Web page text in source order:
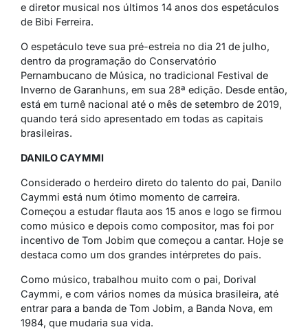
e diretor musical nos últimos 14 anos dos espetáculos
de Bibi Ferreira.
O espetáculo teve sua pré-estreia no dia 21 de julho,
dentro da programação do Conservatório
Pernambucano de Música, no tradicional Festival de
Inverno de Garanhuns, em sua 28ª edição. Desde então,
está em turnê nacional até o mês de setembro de 2019,
quando terá sido apresentado em todas as capitais
brasileiras.
DANILO CAYMMI
Considerado o herdeiro direto do talento do pai, Danilo
Caymmi está num ótimo momento de carreira.
Começou a estudar flauta aos 15 anos e logo se firmou
como músico e depois como compositor, mas foi por
incentivo de Tom Jobim que começou a cantar. Hoje se
destaca como um dos grandes intérpretes do país.
Como músico, trabalhou muito com o pai, Dorival
Caymmi, e com vários nomes da música brasileira, até
entrar para a banda de Tom Jobim, a Banda Nova, em
1984, que mudaria sua vida.